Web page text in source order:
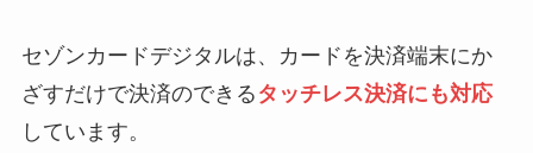
セゾンカードデジタルは、カードを決済端末にか
ざすだけで決済のできる タッチレス決済にも対応
しています。